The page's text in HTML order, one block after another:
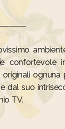
confortevole
ognuna
dal suo
TV.